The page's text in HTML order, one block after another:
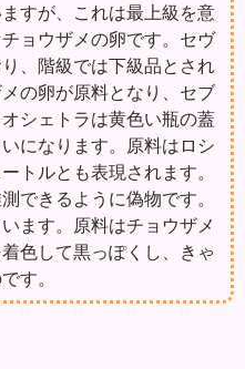
すが、これは最上級を意
ョウザメの卵です。セヴ
、階級では下級品とされ
の卵が原料となり、セブ
シェトラは黄色い瓶の蓋
になります。原料はロシ
トルとも表現されます。
できるように偽物です。
ます。原料はチョウザメ
色して黒っぽくし、きゃ
す。